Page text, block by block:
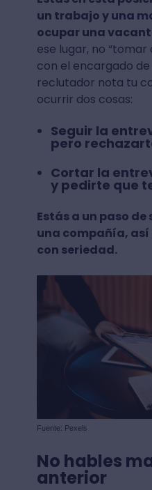
un trabajo y una
ocupar una
ese lugar, no
con el encargado
reclutador nota tu
ocurrir dos cosas:
Seguir la
pero
Cortar la
y pedirte que
Estás a un paso
una compañía,
con seriedad.
Fuente: Pexels
No hables
anterior